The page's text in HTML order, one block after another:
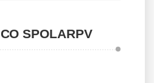
SPOLARPV